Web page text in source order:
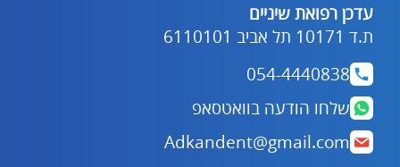
עדכן רפואת שיניים
ת.ד 10171 תל אביב 6110101
054-4440838
שלחו הודעה בוואטסאפ
Adkandent@gmail.com